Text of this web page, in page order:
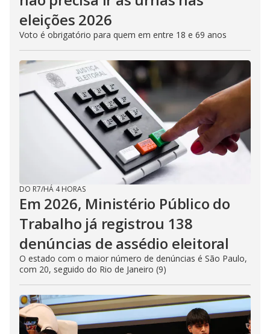
eleições 2026
Voto é obrigatório para quem em entre 18 e 69 anos
DO R7/HÁ 4 HORAS
Em 2026, Ministério Público do
Trabalho já registrou 138
denúncias de assédio eleitoral
O estado com o maior número de denúncias é São Paulo,
com 20, seguido do Rio de Janeiro (9)